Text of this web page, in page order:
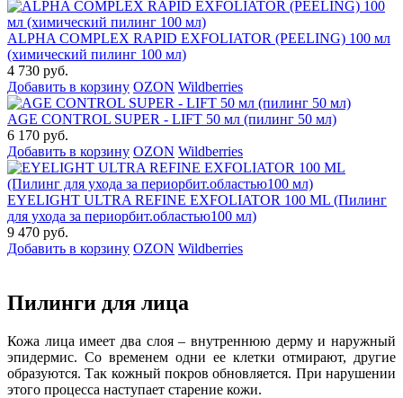
ALPHA COMPLEX RAPID EXFOLIATOR (PEELING) 100 мл
(химический пилинг 100 мл)
4 730 руб.
Добавить в корзину OZON Wildberries
AGE CONTROL SUPER - LIFT 50 мл (пилинг 50 мл)
6 170 руб.
Добавить в корзину OZON Wildberries
EYELIGHT ULTRA REFINE EXFOLIATOR 100 ML (Пилинг
для ухода за периорбит.областью100 мл)
9 470 руб.
Добавить в корзину OZON Wildberries
Пилинги для лица
Кожа лица имеет два слоя – внутреннюю дерму и наружный
эпидермис. Со временем одни ее клетки отмирают, другие
образуются. Так кожный покров обновляется. При нарушении
этого процесса наступает старение кожи.